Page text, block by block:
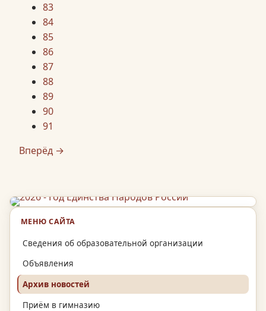
83
84
85
86
87
88
89
90
91
Вперёд →
МЕНЮ САЙТА
Сведения об образовательной организации
Объявления
Архив новостей
Приём в гимназию